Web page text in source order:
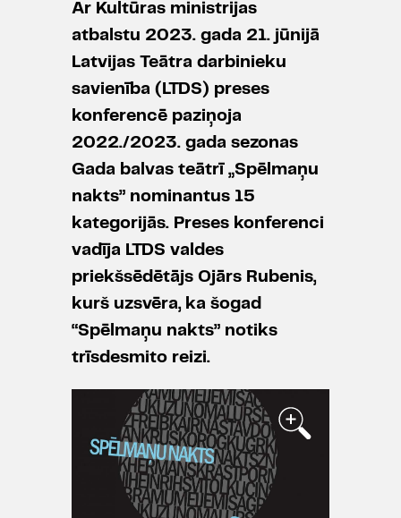
Ar Kultūras ministrijas
atbalstu 2023. gada 21. jūnijā
Latvijas Teātra darbinieku
savienība (LTDS) preses
konferencē paziņoja
2022./2023. gada sezonas
Gada balvas teātrī „Spēlmaņu
nakts” nominantus 15
kategorijās. Preses konferenci
vadīja LTDS valdes
priekšsēdētājs Ojārs Rubenis,
kurš uzsvēra, ka šogad
“Spēlmaņu nakts” notiks
trīsdesmito reizi.